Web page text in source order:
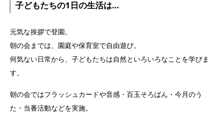
子どもたちの1日の生活は…
元気な挨拶で登園。
朝の会までは、園庭や保育室で自由遊び。
何気ない日常から、子どもたちは自然といろいろなことを学びま
す。
朝の会ではフラッシュカードや音感・百玉そろばん・今月のう
た・当番活動などを実施。